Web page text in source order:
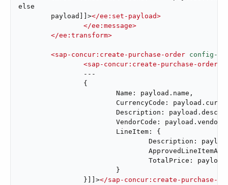
else
	payload]]>
</ee:set-payload>
</ee:message>
</ee:transform>
<sap-concur:create-purchase-order config-
<sap-concur:create-purchase-order-
		}]]>
</sap-concur:create-purchase-